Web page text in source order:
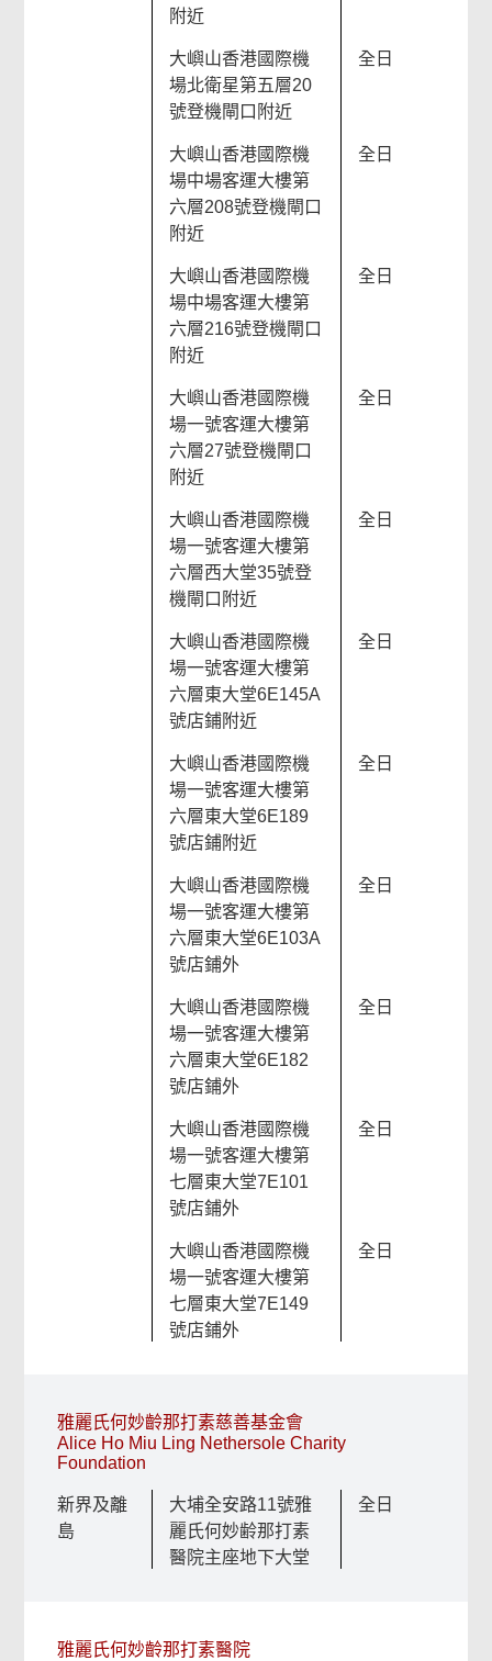
附近
大嶼山香港國際機
場北衛星第五層20
號登機閘口附近
全日
大嶼山香港國際機
場中場客運大樓第
六層208號登機閘口
附近
全日
大嶼山香港國際機
場中場客運大樓第
六層216號登機閘口
附近
全日
大嶼山香港國際機
場一號客運大樓第
六層27號登機閘口
附近
全日
大嶼山香港國際機
場一號客運大樓第
六層西大堂35號登
機閘口附近
全日
大嶼山香港國際機
場一號客運大樓第
六層東大堂6E145A
號店鋪附近
全日
大嶼山香港國際機
場一號客運大樓第
六層東大堂6E189
號店鋪附近
全日
大嶼山香港國際機
場一號客運大樓第
六層東大堂6E103A
號店鋪外
全日
大嶼山香港國際機
場一號客運大樓第
六層東大堂6E182
號店鋪外
全日
大嶼山香港國際機
場一號客運大樓第
七層東大堂7E101
號店鋪外
全日
大嶼山香港國際機
場一號客運大樓第
七層東大堂7E149
號店鋪外
全日
雅麗氏何妙齡那打素慈善基金會
Alice Ho Miu Ling Nethersole Charity
Foundation
新界及離
島
大埔全安路11號雅
麗氏何妙齢那打素
醫院主座地下大堂
全日
雅麗氏何妙齡那打素醫院